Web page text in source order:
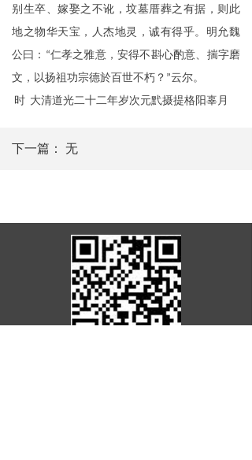
别生卒、嫁娶之不讹，坟墓厝葬之有据，则此
地之物华天宝，人杰地灵，诚有得乎。明允魏
公曰： “仁孝之雅意，安得不斟心酌意、揣字磨
文，以扬祖功宗德於百世不朽？ ”云尔。
时 大清道光二十二年岁次元黓摄提格阳辜月
下一篇： 无